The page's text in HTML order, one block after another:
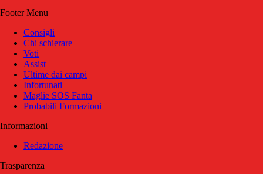
Footer Menu
Consigli
Chi schierare
Voti
Assist
Ultime dai campi
Infortunati
Maglie SOS Fanta
Probabili Formazioni
Informazioni
Redazione
Trasparenza